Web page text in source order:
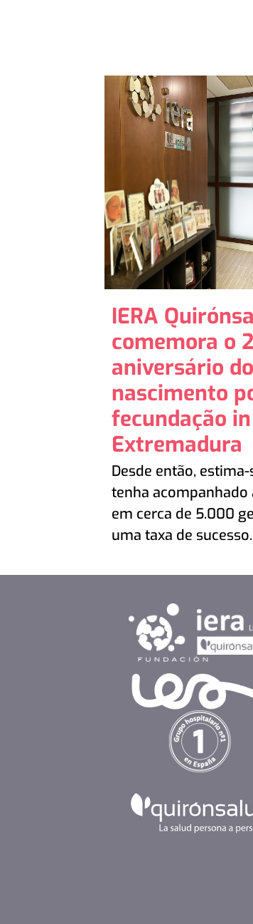
IERA
comemora o
aniversário
nascimento
fecundação
Extremadura
Desde então, estima-
tenha
em cerca de 5.000
uma taxa de